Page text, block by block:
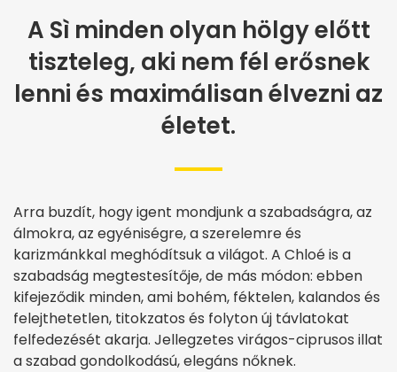
A Sì minden olyan hölgy előtt
tiszteleg, aki nem fél erősnek
lenni és maximálisan élvezni az
életet.
Arra buzdít, hogy igent mondjunk a szabadságra, az
álmokra, az egyéniségre, a szerelemre és
karizmánkkal meghódítsuk a világot. A Chloé is a
szabadság megtestesítője, de más módon: ebben
kifejeződik minden, ami bohém, féktelen, kalandos és
felejthetetlen, titokzatos és folyton új távlatokat
felfedezését akarja. Jellegzetes virágos-ciprusos illat
a szabad gondolkodású, elegáns nőknek.